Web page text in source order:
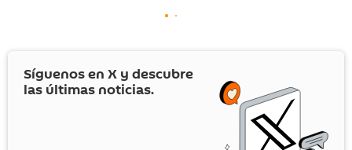
Síguenos en X y descubre
las últimas noticias.